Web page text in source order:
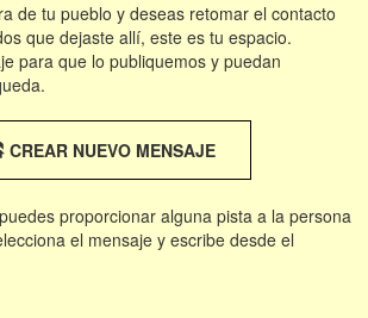
de tu pueblo y deseas retomar el contacto
que dejaste allí, este es tu espacio.
para que lo publiquemos y puedan
CREAR NUEVO MENSAJE
proporcionar alguna pista a la persona
el mensaje y escribe desde el